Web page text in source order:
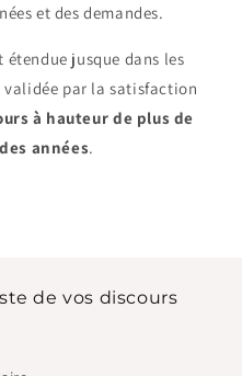
et des demandes.
étendue jusque dans les
par la satisfaction
à hauteur de plus de
années.
de vos discours